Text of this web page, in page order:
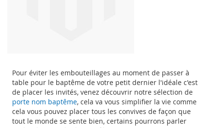
Pour éviter les embouteillages au moment de passer à
table pour le baptême de votre petit dernier l'idéale c'est
de placer les invités, venez découvrir notre sélection de
porte nom baptême, cela va vous simplifier la vie comme
cela vous pouvez placer tous les convives de façon que
tout le monde se sente bien, certains pourrons parler